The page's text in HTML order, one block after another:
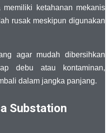
ketahanan mekanis
rusak meskipun digunakan
agar mudah dibersihkan
debu atau kontaminan,
dalam jangka panjang.
Substation